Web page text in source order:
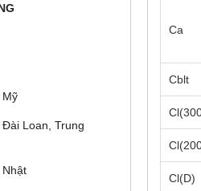
Mỹ
Loan, Trung
Nhật
Ca
Cblt
Cl(D)